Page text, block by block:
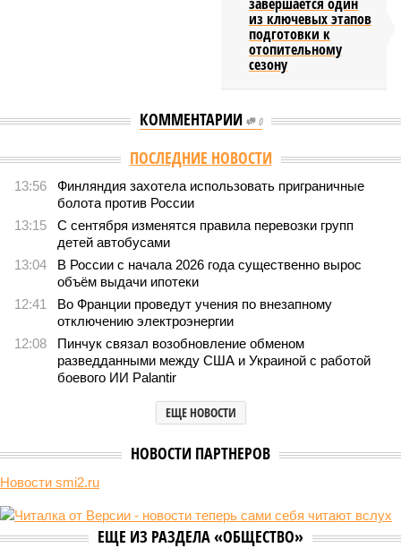
из ключевых этапов
подготовки к
отопительному
сезону
КОММЕНТАРИИ 0
ПОСЛЕДНИЕ НОВОСТИ
13:56
Финляндия захотела использовать приграничные
болота против России
13:15
С сентября изменятся правила перевозки групп
детей автобусами
13:04
В России с начала 2026 года существенно вырос
объём выдачи ипотеки
12:41
Во Франции проведут учения по внезапному
отключению электроэнергии
12:08
Пинчук связал возобновление обменом
разведданными между США и Украиной с работой
боевого ИИ Palantir
ЕЩЕ НОВОСТИ
НОВОСТИ ПАРТНЕРОВ
Новости smi2.ru
ЕЩЕ ИЗ РАЗДЕЛА «ОБЩЕСТВО»